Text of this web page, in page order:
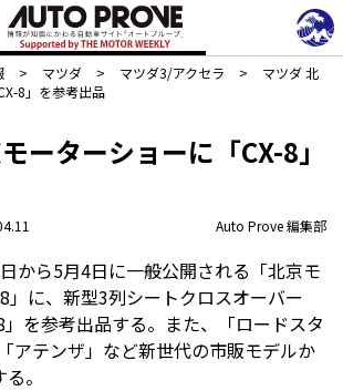
> マツダ > マツダ3/アクセラ >
マツダ 北
8」を参考出品
ーターショーに「CX-8」
Auto Prove 編集部
から5月4日に一般公開される「北京モ
」に、新型3列シートクロスオーバー
」を参考出品する。また、「ロードスタ
アテンザ」など新世代の市販モデルか
。